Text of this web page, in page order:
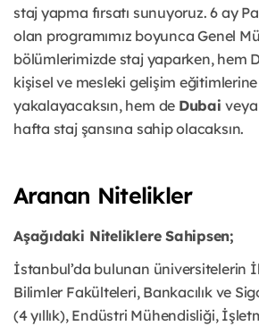
staj yapma fırsatı sunuyoruz. 6 ay
olan programımız boyunca Genel
bölümlerimizde staj yaparken, hem
kişisel ve mesleki gelişim eğitimlerine
yakalayacaksın, hem de Dubai
hafta staj şansına sahip olacaksın.
Aranan Nitelikler
Aşağıdaki Niteliklere Sahipsen;
İstanbul’da bulunan üniversitelerin
Bilimler Fakülteleri, Bankacılık ve
(4 yıllık), Endüstri Mühendisliği,